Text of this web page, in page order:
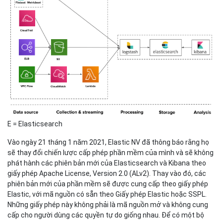
E = Elasticsearch
Vào ngày 21 tháng 1 năm 2021, Elastic NV đã thông báo rằng họ
sẽ thay đổi chiến lược cấp phép phần mềm của mình và sẽ không
phát hành các phiên bản mới của Elasticsearch và Kibana theo
giấy phép Apache License, Version 2.0 (ALv2). Thay vào đó, các
phiên bản mới của phần mềm sẽ được cung cấp theo giấy phép
Elastic, với mã nguồn có sẵn theo Giấy phép Elastic hoặc SSPL.
Những giấy phép này không phải là mã nguồn mở và không cung
cấp cho người dùng các quyền tự do giống nhau. Để có một bộ